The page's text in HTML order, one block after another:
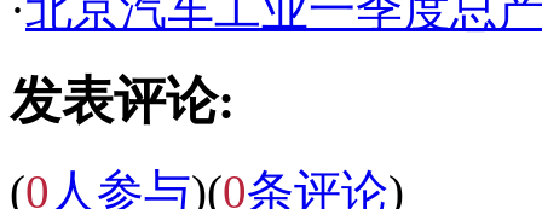
发表评论:
(0 人参与)(0条评论)